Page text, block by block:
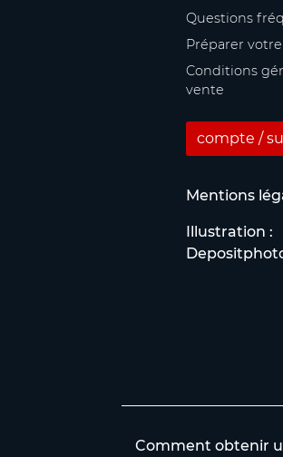
Questions
Préparer
Conditions
vente
compte /
Mentions
Illustration :
Comment obtenir